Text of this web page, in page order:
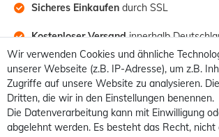
Sicheres Einkaufen durch SSL
Kostenloser Versand innerhalb
Wir verwenden Cookies und ähnliche
unserer Webseite (z.B. IP-Adresse), um z.B.
Zugriffe auf unsere Website zu analysieren.
Dritten, die wir in den Einstellungen benennen.
Die Datenverarbeitung kann mit Einwilligung
abgelehnt werden. Es besteht das Recht,